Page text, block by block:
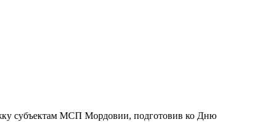
субъектам МСП Мордовии, подготовив ко Дню